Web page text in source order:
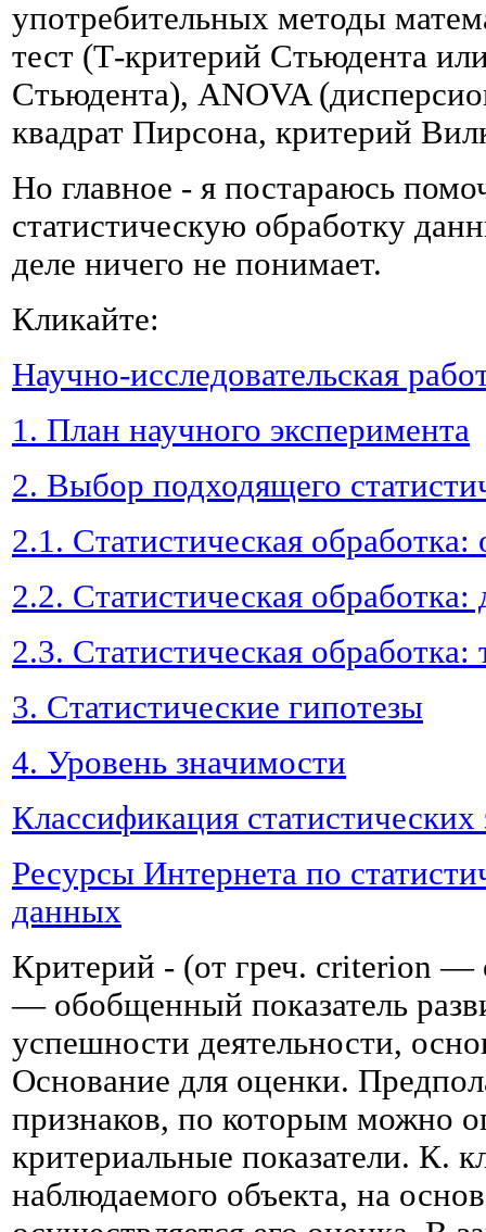
употребительных методы
тест (Т-критерий Стьюдента
Стьюдента), ANOVA
квадрат Пирсона, критерий
Но главное - я постараюсь
статистическую обработку
деле ничего не понимает.
Кликайте:
Научно-исследовательская
1. План научного эксперимента
2. Выбор подходящего
2.1. Статистическая
2.2. Статистическая
2.3. Статистическая
3. Статистические гипотезы
4. Уровень значимости
Классификация статистических
Ресурсы Интернета по
данных
Критерий - (от греч. criterion —
— обобщенный показатель
успешности деятельности,
Основание для оценки.
признаков, по которым можно
критериальные показатели. К.
наблюдаемого объекта, на